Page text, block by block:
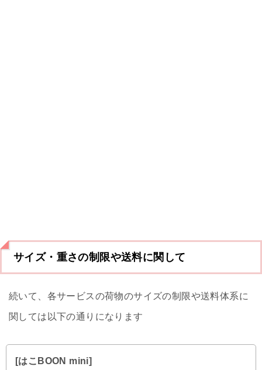
サイズ・重さの制限や送料に関して
続いて、各サービスの荷物のサイズの制限や送料体系に
関しては以下の通りになります
[はこBOON mini]